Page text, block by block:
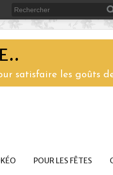
satisfaire les goûts
POUR LES FÊTES